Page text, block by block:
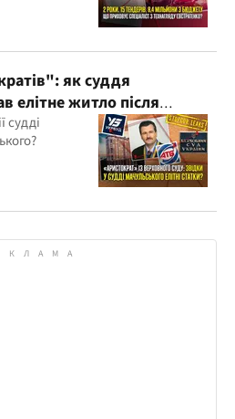
як суддя
елітне житло після
забудовника?
судді